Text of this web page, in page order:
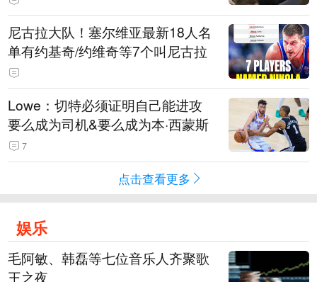
尼古拉大队！塞尔维亚最新18人名
单有约基奇/约维奇等7个叫尼古拉
Lowe：切特必须证明自己能进攻
要么成为司机&要么成为本·西蒙斯
7
点击查看更多
娱乐
毛阿敏、韩磊等七位音乐人齐聚歌
王之夜